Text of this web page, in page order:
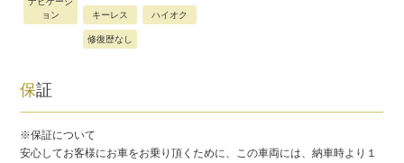
ョン
キーレス ハイオク
修復歴なし
保証
※保証について
安心してお客様にお車をお乗り頂くために、この車両には、納車時より１